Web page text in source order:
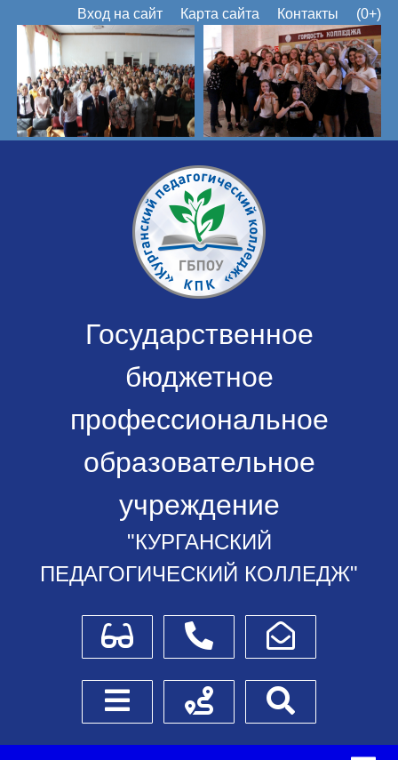
Вход на сайт Карта сайта Контакты (0+)
Государственное
бюджетное
профессиональное
образовательное
учреждение
"КУРГАНСКИЙ
ПЕДАГОГИЧЕСКИЙ КОЛЛЕДЖ"
Для слабовидящихТелефоныНаписать обращение
Боковое менюСхема проезда